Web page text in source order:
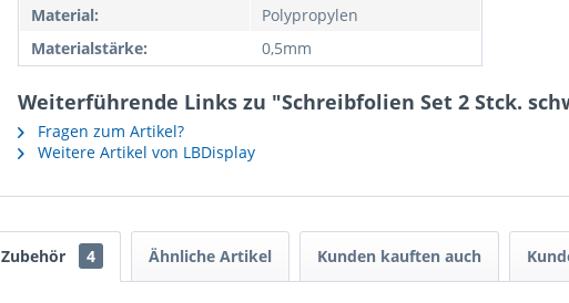
Material:
Polypropylen
Materialstärke:
0,5mm
Weiterführende Links zu "Schreibfolien Set 2 Stck.
Fragen zum Artikel?
Weitere Artikel von LBDisplay
Zubehör 4 Ähnliche Artikel Kunden kauften auch